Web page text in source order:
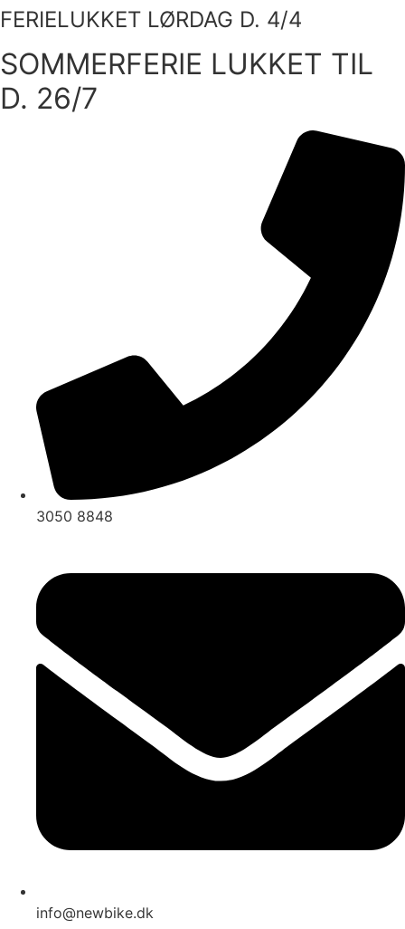
Videre
indhold
FERIELUKKET LØRDAG D. 4/4
SOMMERFERIE LUKKET TIL
D. 26/7
3050 8848
info@newbike.dk